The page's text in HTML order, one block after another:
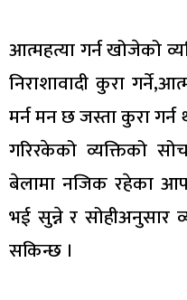
आत्महत्या गर्न खोजेको
निराशावादी कुरा
मर्न मन छ जस्ता कुरा
गरिरकेको व्यक्तिको
बेलामा नजिक रहेका
भई सुन्ने र सोहीअनुसार
सकिन्छ ।